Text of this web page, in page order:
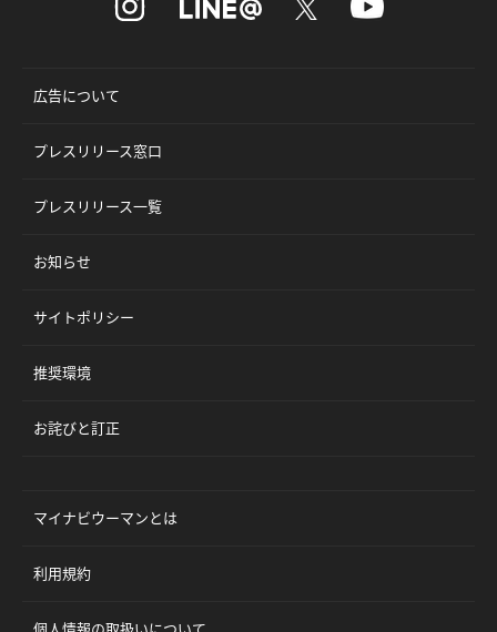
広告について
プレスリリース窓口
プレスリリース一覧
お知らせ
サイトポリシー
推奨環境
お詫びと訂正
マイナビウーマンとは
利用規約